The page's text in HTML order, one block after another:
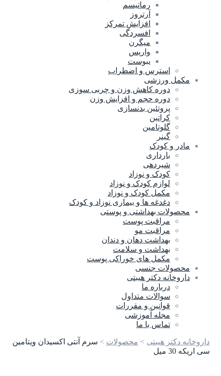
رماتیسم
آرتروز
افزایش تمرکز
افسردگی
میگرن
واریس
یبوست
استرس و اضطراب
مکمل ورزشی
دوره کاهش وزن و چربی سوزی
دوره حجم و افزایش وزن
پروتئین بدنسازی
کراتین
گلوتامین
گینر
مادر و کودک
بارداری
شیردهی
کودک و نوزاد
لوازم کودک و نوزاد
مکمل کودک و نوزاد
دغدغه ها و بیماری نوزاد و کودک
محصولات بهداشتی و پوستی
مراقبت پوست
مراقبت مو
بهداشت دهان و دندان
بهداشت و سلامت
مکمل های خوراکی پوست
محصولات جنسی
داروخانه دکتر هیبتی
درباره ما
سوالات متداول
قوانین و مقررات
مجله آموزشی
تماس با ما
داروخانه دکتر هیبتی > محصولات > سرم آنتی اکسیدان ویتامین
سی اریکه 30 میل